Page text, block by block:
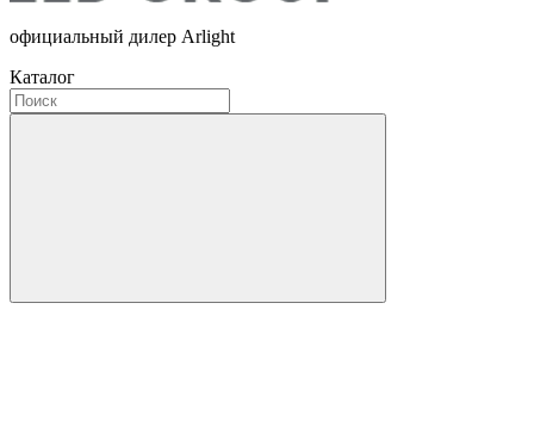
официальный дилер Arlight
Каталог